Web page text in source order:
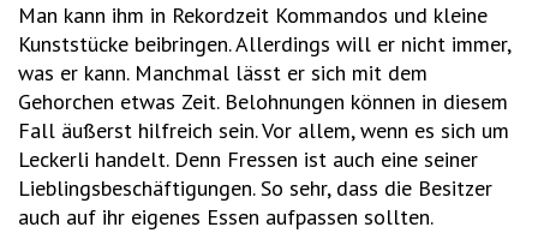
Man kann ihm in Rekordzeit Kommandos und kleine
Kunststücke beibringen. Allerdings will er nicht immer,
was er kann. Manchmal lässt er sich mit dem
Gehorchen etwas Zeit. Belohnungen können in diesem
Fall äußerst hilfreich sein. Vor allem, wenn es sich um
Leckerli handelt. Denn Fressen ist auch eine seiner
Lieblingsbeschäftigungen. So sehr, dass die Besitzer
auch auf ihr eigenes Essen aufpassen sollten.